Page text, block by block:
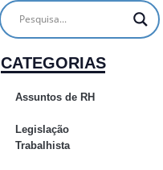
CATEGORIAS
Assuntos de RH
Legislação
Trabalhista